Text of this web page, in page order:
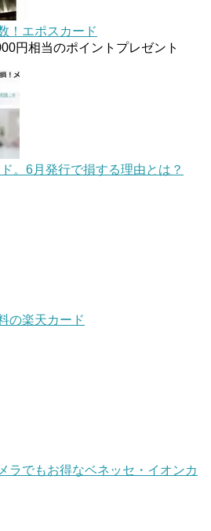
！エポスカード
円相当のポイントプレゼント
。6月発行で損する理由とは？
の楽天カード
ラでもお得なベネッセ・イオンカ